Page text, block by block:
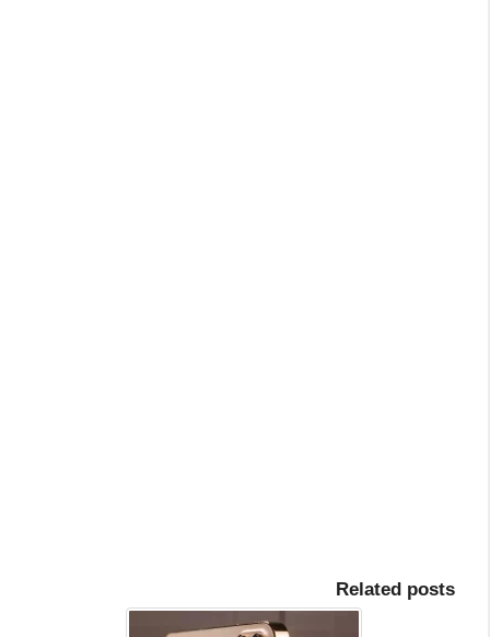
Related posts